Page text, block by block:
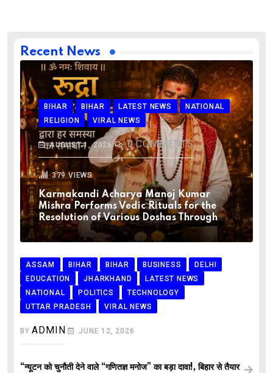
Recent News
BIHAR BIHAR LATEST NEWS
NATIONAL
RELIGION
VIRAL NEWS
AUGUST 1, 2026 0COMMENTS
379VIEWS
Karmakandi Acharya Manoj Kumar
Mishra Performs Vedic Rituals for the
Resolution of Various Doshas Through
ASSAM BIHAR BIHAR BUSINESS
DELHI
EDUCATION
JHARKHAND
LATEST NEWS
NATIONAL
POLITICS
TECHNOLOGY
UTTAR PRADESH
VIRAL NEWS
BYADMIN JUNE 12, 2026
“न्यूटन को चुनौती देने वाले “गणितज्ञ मनोज” का बड़ा दावा!, बिहार से तैयार